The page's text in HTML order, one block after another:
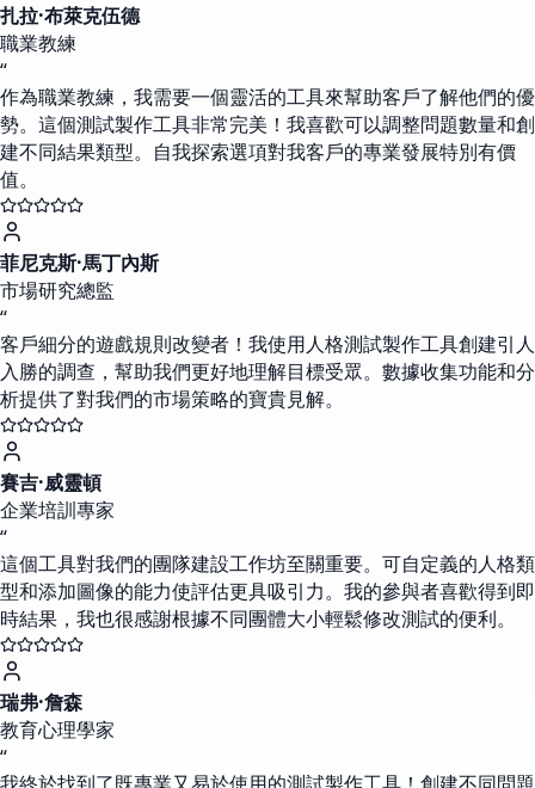
扎拉·布萊克伍德
職業教練
“
作為職業教練，我需要一個靈活的工具來幫助客戶了解他們的優
勢。這個測試製作工具非常完美！我喜歡可以調整問題數量和創
建不同結果類型。自我探索選項對我客戶的專業發展特別有價
值。
菲尼克斯·馬丁內斯
市場研究總監
“
客戶細分的遊戲規則改變者！我使用人格測試製作工具創建引人
入勝的調查，幫助我們更好地理解目標受眾。數據收集功能和分
析提供了對我們的市場策略的寶貴見解。
賽吉·威靈頓
企業培訓專家
“
這個工具對我們的團隊建設工作坊至關重要。可自定義的人格類
型和添加圖像的能力使評估更具吸引力。我的參與者喜歡得到即
時結果，我也很感謝根據不同團體大小輕鬆修改測試的便利。
瑞弗·詹森
教育心理學家
“